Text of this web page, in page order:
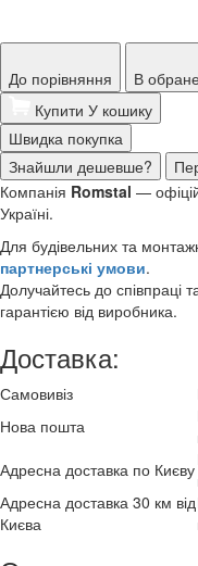
До порівняння
В обране
Купити У кошику
Швидка покупка
Знайшли дешевше?
Компанія Romstal —
Україні.
Для будівельних та
партнерські умови.
Долучайтесь до співпраці
гарантією від виробника.
Доставка:
Самовивіз
Нова пошта
Адресна доставка по Києву
Адресна доставка 30 км від
Києва